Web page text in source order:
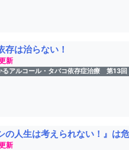
存は治らない！
新
るアルコール・タバコ依存症治療 第13回
の人生は考えられない！』は
新